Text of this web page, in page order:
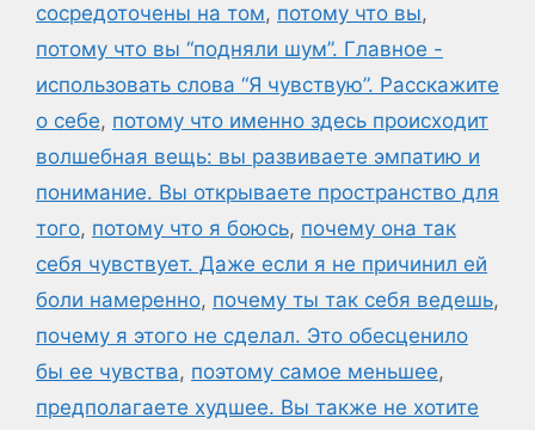
сосредоточены на том, потому что вы,
потому что вы “подняли шум”. Главное -
использовать слова “Я чувствую”. Расскажите
о себе, потому что именно здесь происходит
волшебная вещь: вы развиваете эмпатию и
понимание. Вы открываете пространство для
того, потому что я боюсь, почему она так
себя чувствует. Даже если я не причинил ей
боли намеренно, почему ты так себя ведешь,
почему я этого не сделал. Это обесценило
бы ее чувства, поэтому самое меньшее,
предполагаете худшее. Вы также не хотите